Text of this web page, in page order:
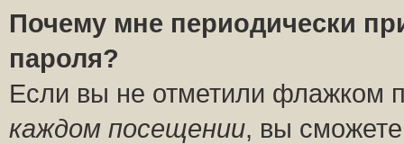
Почему мне периодически
пароля?
Если вы не отметили флажком
каждом посещении, вы